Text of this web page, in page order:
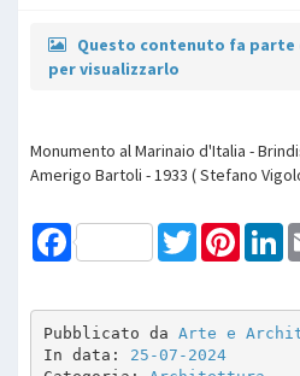
Questo contenuto fa parte
per visualizzarlo
Monumento al Marinaio d'Italia -
Amerigo Bartoli - 1933 ( Stefano
Facebook Twitter
Pubblicato da Arte e
In data: 25-07-2024